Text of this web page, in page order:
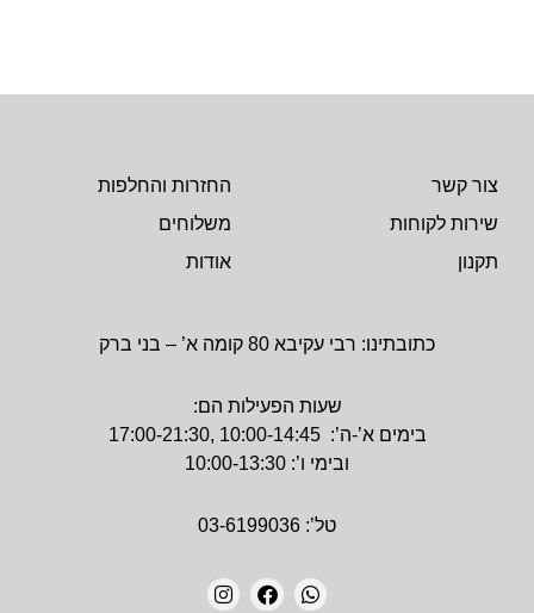
צור קשר
שירות לקוחות
תקנון
החזרות והחלפות
משלוחים
אודות
כתובתינו: רבי עקיבא 80 קומה א’ – בני ברק
שעות הפעילות הם:
בימים א’-ה’: 10:00-14:45 ,17:00-21:30
ובימי ו’: 10:00-13:30
טל’: 03-6199036